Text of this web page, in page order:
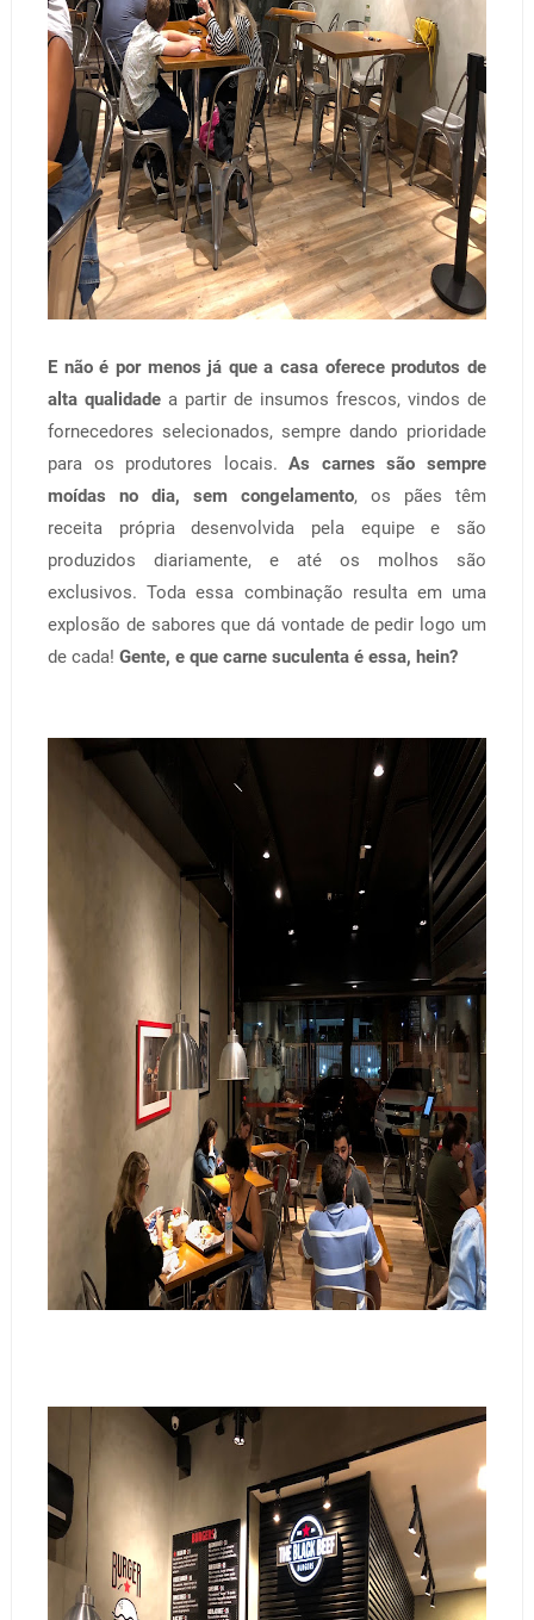
E não é por menos já que a casa oferece produtos de
alta qualidadea partir de insumos frescos, vindos de
fornecedores selecionados, sempre dando prioridade
para os produtores locais.As carnes são sempre
moídas no dia, sem congelamento, os pães têm
receita própria desenvolvida pela equipe e são
produzidos diariamente, e até os molhos são
exclusivos. Toda essa combinação resulta em uma
explosão de sabores que dá vontade de pedir logo um
de cada! Gente, e que carne suculenta é essa, hein?